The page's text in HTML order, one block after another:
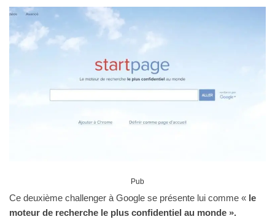
Pub
Ce deuxième challenger à Google se présente lui comme « le
moteur de recherche le plus confidentiel au monde ».